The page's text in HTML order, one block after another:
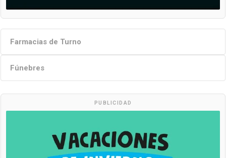
Farmacias de Turno
Fúnebres
PUBLICIDAD